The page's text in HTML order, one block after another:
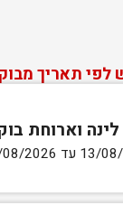
לפי תאריך